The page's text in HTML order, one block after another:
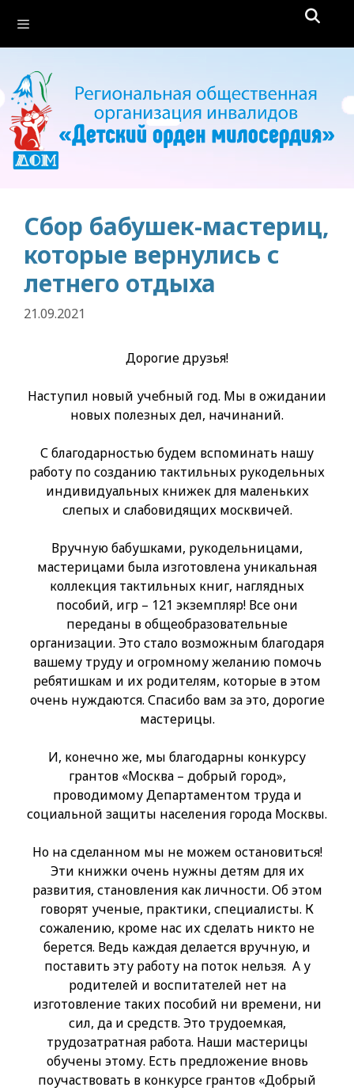
содержимому
Сбор бабушек-мастериц,
которые вернулись с
летнего отдыха
21.09.2021
Дорогие друзья!
Наступил новый учебный год. Мы в ожидании
новых полезных дел, начинаний.
С благодарностью будем вспоминать нашу
работу по созданию тактильных рукодельных
индивидуальных книжек для маленьких
слепых и слабовидящих москвичей.
Вручную бабушками, рукодельницами,
мастерицами была изготовлена уникальная
коллекция тактильных книг, наглядных
пособий, игр – 121 экземпляр! Все они
переданы в общеобразовательные
организации. Это стало возможным благодаря
вашему труду и огромному желанию помочь
ребятишкам и их родителям, которые в этом
очень нуждаются. Спасибо вам за это, дорогие
мастерицы.
И, конечно же, мы благодарны конкурсу
грантов «Москва – добрый город»,
проводимому Департаментом труда и
социальной защиты населения города Москвы.
Но на сделанном мы не можем остановиться!
Эти книжки очень нужны детям для их
развития, становления как личности. Об этом
говорят ученые, практики, специалисты. К
сожалению, кроме нас их сделать никто не
берется. Ведь каждая делается вручную, и
поставить эту работу на поток нельзя. А у
родителей и воспитателей нет на
изготовление таких пособий ни времени, ни
сил, да и средств. Это трудоемкая,
трудозатратная работа. Наши мастерицы
обучены этому. Есть предложение вновь
поучаствовать в конкурсе грантов «Добрый